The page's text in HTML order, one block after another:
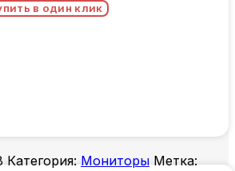
в один клик
Категория: Мониторы Метка: